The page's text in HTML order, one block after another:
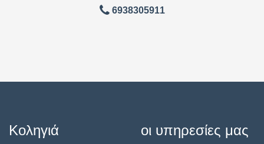
6938305911
Κοληγιά οι υπηρεσίες μας